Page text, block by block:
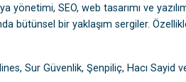
SEO, web tasarımı ve
bütünsel bir yaklaşım sergiler.
Sur Güvenlik, Şenpiliç, Hacı Sayid